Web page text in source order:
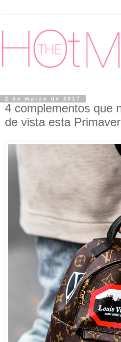
2 de marzo de 2017
4 complementos que
de vista esta